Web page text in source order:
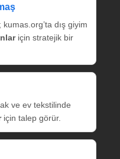
dış giyim
için stratejik bir
ve ev tekstilinde
için talep görür.